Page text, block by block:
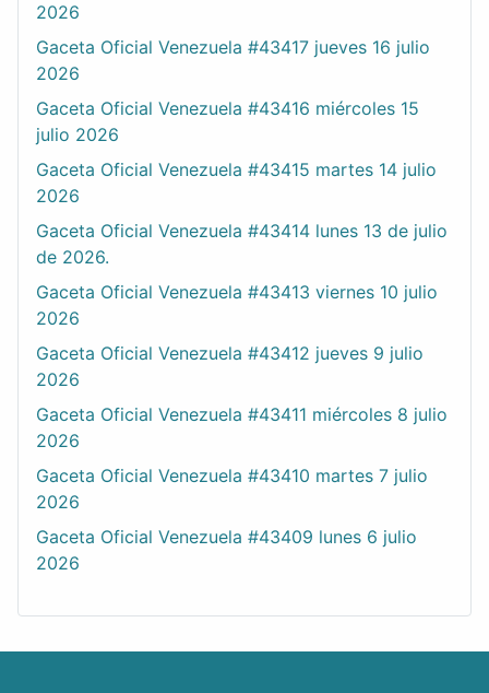
2026
Gaceta Oficial Venezuela #43417 jueves 16 julio
2026
Gaceta Oficial Venezuela #43416 miércoles 15
julio 2026
Gaceta Oficial Venezuela #43415 martes 14 julio
2026
Gaceta Oficial Venezuela #43414 lunes 13 de julio
de 2026.
Gaceta Oficial Venezuela #43413 viernes 10 julio
2026
Gaceta Oficial Venezuela #43412 jueves 9 julio
2026
Gaceta Oficial Venezuela #43411 miércoles 8 julio
2026
Gaceta Oficial Venezuela #43410 martes 7 julio
2026
Gaceta Oficial Venezuela #43409 lunes 6 julio
2026